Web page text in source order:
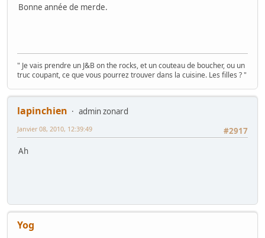
Bonne année de merde.
" Je vais prendre un J&B on the rocks, et un couteau de boucher, ou un
truc coupant, ce que vous pourrez trouver dans la cuisine. Les filles ? "
lapinchien
admin zonard
#2917
Janvier 08, 2010, 12:39:49
Ah
Yog